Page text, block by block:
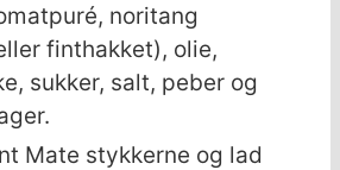
noritang
finthakket), olie,
sukker, salt, peber og
Mate stykkerne og lad